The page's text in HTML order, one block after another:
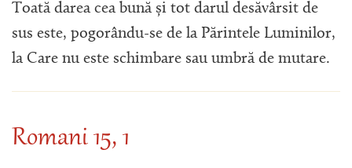
Toată darea cea bună și tot darul desăvârsit de
sus este, pogorându-se de la Părintele Luminilor,
la Care nu este schimbare sau umbră de mutare.
Romani 15, 1